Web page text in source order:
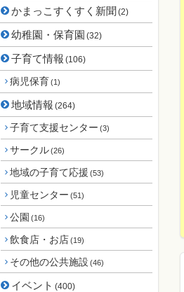
かまっこすくすく新聞 (2)
幼稚園・保育園 (32)
子育て情報 (106)
病児保育(1)
地域情報 (264)
子育て支援センター (3)
サークル(26)
地域の子育て応援 (53)
児童センター (51)
公園 (16)
飲食店・お店(19)
その他の公共施設 (46)
イベント (400)